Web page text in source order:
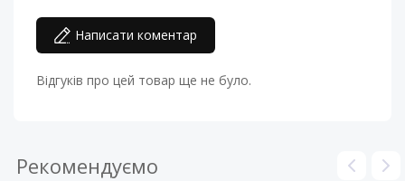
Написати коментар
Відгуків про цей товар ще не було.
Рекомендуємо